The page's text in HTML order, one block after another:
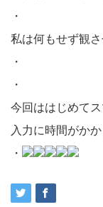
・
私は何もせず観さ
・
・
今回ははじめてス
入力に時間がかか
・